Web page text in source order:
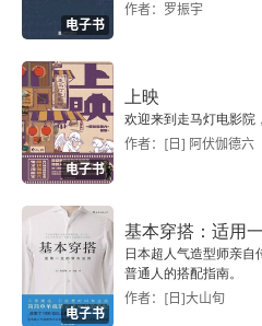
电子书
作者：罗振宇
电子书
上映
欢迎来到走马灯电影院
作者：[日] 阿伏伽德六
电子书
基本穿搭：适用
日本超人气造型师亲自
普通人的搭配指南。
作者：[日]大山旬